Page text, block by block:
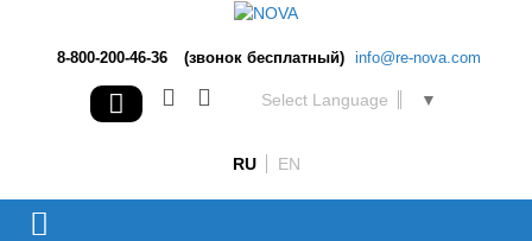
8-800-200-46-36 (звонок бесплатный) info@re-nova.com
Select Language ▼
RU EN